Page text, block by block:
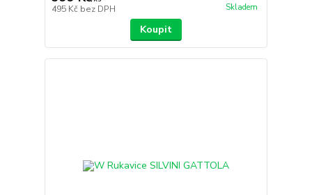
495 Kč bez DPH Skladem
Koupit